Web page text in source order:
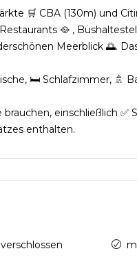
🛒 CBA (130m) und
🥘 ,
Meerblick 🌅.
🛏️ Schlafzimmer, 🚿
einschließlich ✅
enthalten.